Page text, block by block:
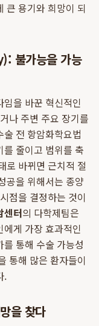
큰 용기와 희망이 되
불가능을 가능
을 바꾼 혁신적인
나 주변 주요 장기를
전 항암화학요법
줄이고 범위를 축
로 바뀌면 근치적 절
공을 위해서는 종양
점을 결정하는 것이
센터의 다학제팀은
게 가장 효과적인
통해 수술 가능성
통해 많은 환자들이
.
을 찾다